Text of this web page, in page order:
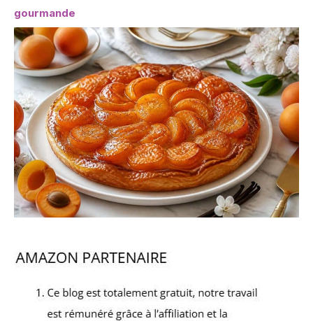
gourmande